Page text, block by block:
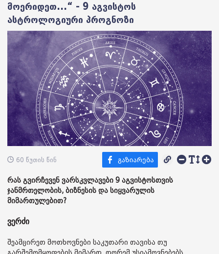
მოერიდეთ...“ - 9 აგვისტოს
ასტროლოგიური პროგნოზი
60 წუთის წინ
რას გვირჩევენ ვარსკვლავები 9 აგვისტოსთვის
ჯანმრთელობის, ბიზნესის და სიყვარულის
მიმართულებით?
ვერძი
შეამცირეთ მოთხოვნები საკუთარი თავისა თუ